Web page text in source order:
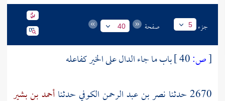
جزء 5 صفحة 40
[ص:
باب ما جاء الدال على الخير كفاعله
2670 حدثنا
نصر بن عبد الرحمن الكوفيحدثناأحمد بن بشير